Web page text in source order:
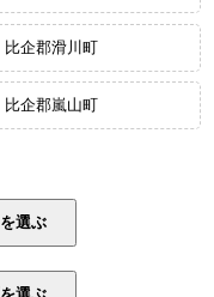
比企郡滑川町
比企郡嵐山町